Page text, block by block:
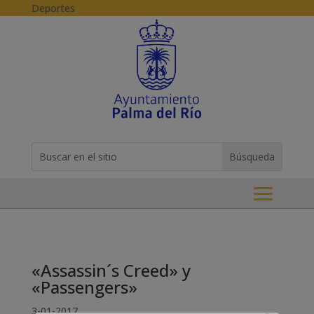
Skip to content
Deportes
for...
«Assassin´s Creed» y
«Passengers»
3-01-2017